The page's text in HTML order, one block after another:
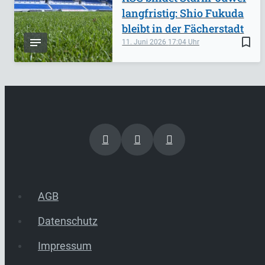
bookmark_border
11. Juni 2026 17:04
langfristig: Shio Fukuda
bleibt in der Fächerstadt
AGB
Datenschutz
Impressum